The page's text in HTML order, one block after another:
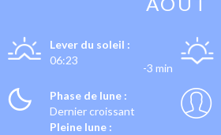
Lever du soleil :
06:23
-3 min
Phase de lune :
Dernier croissant
Pleine lune :